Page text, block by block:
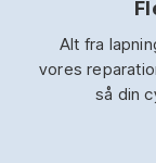
Alt fra
vores
så din